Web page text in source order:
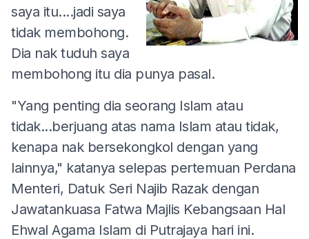
saya itu....jadi saya
tidak membohong.
Dia nak tuduh saya
membohong itu dia punya pasal.
"Yang penting dia seorang Islam atau
tidak...berjuang atas nama Islam atau tidak,
kenapa nak bersekongkol dengan yang
lainnya," katanya selepas pertemuan Perdana
Menteri, Datuk Seri Najib Razak dengan
Jawatankuasa Fatwa Majlis Kebangsaan Hal
Ehwal Agama Islam di Putrajaya hari ini.